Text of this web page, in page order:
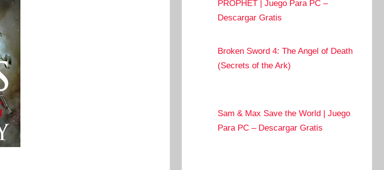
PROPHET | Juego Para PC –
Descargar Gratis
Broken Sword 4: The Angel of Death
(Secrets of the Ark)
Sam & Max Save the World | Juego
Para PC – Descargar Gratis